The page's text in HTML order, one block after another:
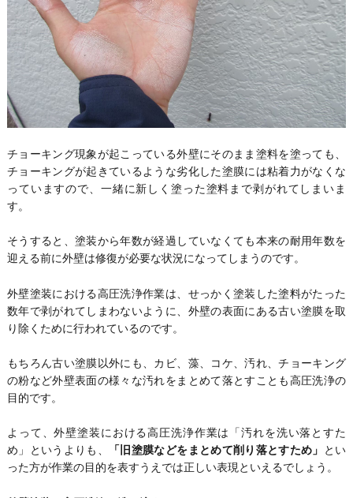
チョーキング現象が起こっている外壁にそのまま塗料を塗っても、
チョーキングが起きているような劣化した塗膜には粘着力がなくな
っていますので、一緒に新しく塗った塗料まで剥がれてしまいま
す。
そうすると、塗装から年数が経過していなくても本来の耐用年数を
迎える前に外壁は修復が必要な状況になってしまうのです。
外壁塗装における高圧洗浄作業は、せっかく塗装した塗料がたった
数年で剥がれてしまわないように、外壁の表面にある古い塗膜を取
り除くために行われているのです。
もちろん古い塗膜以外にも、カビ、藻、コケ、汚れ、チョーキング
の粉など外壁表面の様々な汚れをまとめて落とすことも高圧洗浄の
目的です。
よって、外壁塗装における高圧洗浄作業は「汚れを洗い落とすた
め」というよりも、
「旧塗膜などをまとめて削り落とすため」
とい
った方が作業の目的を表すうえでは正しい表現といえるでしょう。